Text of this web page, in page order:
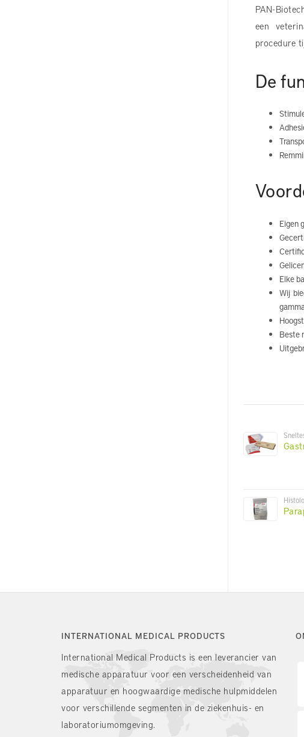
PAN-
een
procedure
De
Eigen
Elke
Wij
Beste
INTERNATIONAL MEDICAL PRODUCTS
International Medical Products is een leverancier van
medische apparatuur voor een verscheidenheid van
apparatuur en hoogwaardige medische hulpmiddelen
voor verschillende segmenten in de ziekenhuis- en
laboratoriumomgeving.